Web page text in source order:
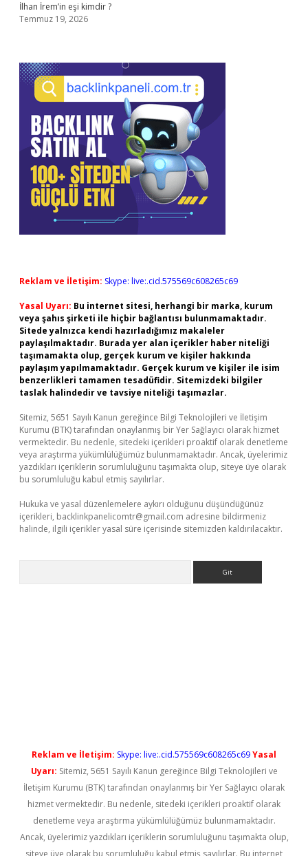
İlhan İrem’in eşi kimdir ?
Temmuz 19, 2026
Reklam ve İletişim: Skype: live:.cid.575569c608265c69
Yasal Uyarı: Bu internet sitesi, herhangi bir marka, kurum
veya şahıs şirketi ile hiçbir bağlantısı bulunmamaktadır.
Sitede yalnızca kendi hazırladığımız makaleler
paylaşılmaktadır. Burada yer alan içerikler haber niteliği
taşımamakta olup, gerçek kurum ve kişiler hakkında
paylaşım yapılmamaktadır. Gerçek kurum ve kişiler ile isim
benzerlikleri tamamen tesadüfidir. Sitemizdeki bilgiler
taslak halindedir ve tavsiye niteliği taşımazlar.
Sitemiz, 5651 Sayılı Kanun gereğince Bilgi Teknolojileri ve İletişim
Kurumu (BTK) tarafından onaylanmış bir Yer Sağlayıcı olarak hizmet
vermektedir. Bu nedenle, sitedeki içerikleri proaktif olarak denetleme
veya araştırma yükümlülüğümüz bulunmamaktadır. Ancak, üyelerimiz
yazdıkları içeriklerin sorumluluğunu taşımakta olup, siteye üye olarak
bu sorumluluğu kabul etmiş sayılırlar.
Hukuka ve yasal düzenlemelere aykırı olduğunu düşündüğünüz
içerikleri, backlinkpanelicomtr@gmail.com adresine bildirmeniz
halinde, ilgili içerikler yasal süre içerisinde sitemizden kaldırılacaktır.
Reklam ve İletişim: Skype: live:.cid.575569c608265c69Yasal
Uyarı: Sitemiz, 5651 Sayılı Kanun gereğince Bilgi Teknolojileri ve
İletişim Kurumu (BTK) tarafından onaylanmış bir Yer Sağlayıcı olarak
hizmet vermektedir. Bu nedenle, sitedeki içerikleri proaktif olarak
denetleme veya araştırma yükümlülüğümüz bulunmamaktadır.
Ancak, üyelerimiz yazdıkları içeriklerin sorumluluğunu taşımakta olup,
siteye üye olarak bu sorumluluğu kabul etmiş sayılırlar. Bu internet